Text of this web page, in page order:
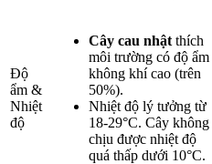
Độ
ẩm &
Nhiệt
độ
Cây cau nhật thích
môi trường có độ ẩm
không khí cao (trên
50%).
Nhiệt độ lý tưởng từ
18-29°C. Cây không
chịu được nhiệt độ
quá thấp dưới 10°C.